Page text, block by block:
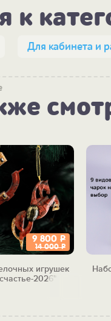
к
Для кабинета и
9 800 Р
14 000Р
игрушек
2026"